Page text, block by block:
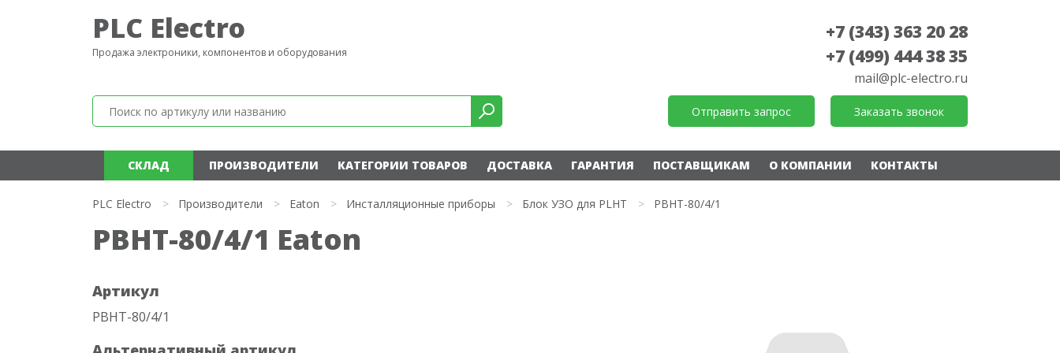
PLC Electro
Продажа электроники, компонентов и оборудования
+7 (343) 363 20 28
+7 (499) 444 38 35
mail@plc-electro.ru
Отправить запрос Заказать звонок
СКЛАД ПРОИЗВОДИТЕЛИ КАТЕГОРИИ ТОВАРОВ ДОСТАВКА ГАРАНТИЯ ПОСТАВЩИКАМ О КОМПАНИИ КОНТАКТЫ
PLC Electro > Производители > Eaton > Инсталляционные приборы > Блок УЗО для PLHT > PBHT-80/4/1
PBHT-80/4/1 Eaton
Артикул
PBHT-80/4/1